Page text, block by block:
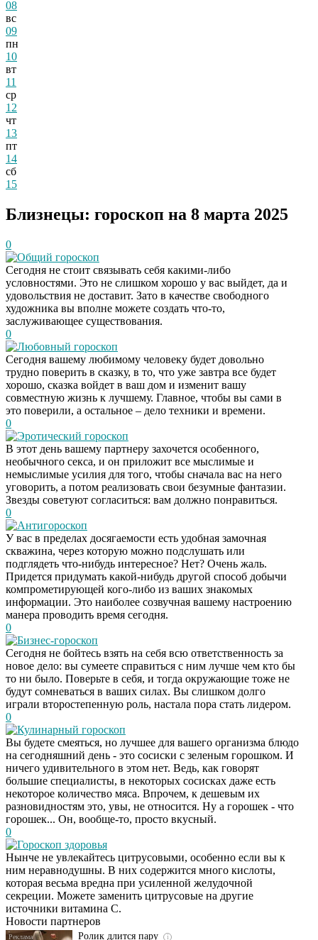
08
вс
09
пн
10
вт
11
ср
12
чт
13
пт
14
сб
15
Близнецы: гороскоп на 8 марта 2025
0
Общий гороскоп
Сегодня не стоит связывать себя какими-либо
условностями. Это не слишком хорошо у вас выйдет, да и
удовольствия не доставит. Зато в качестве свободного
художника вы вполне можете создать что-то,
заслуживающее существования.
0
Любовный гороскоп
Сегодня вашему любимому человеку будет довольно
трудно поверить в сказку, в то, что уже завтра все будет
хорошо, сказка войдет в ваш дом и изменит вашу
совместную жизнь к лучшему. Главное, чтобы вы сами в
это поверили, а остальное – дело техники и времени.
0
Эротический гороскоп
В этот день вашему партнеру захочется особенного,
необычного секса, и он приложит все мыслимые и
немыслимые усилия для того, чтобы сначала вас на него
уговорить, а потом реализовать свои безумные фантазии.
Звезды советуют согласиться: вам должно понравиться.
0
Антигороскоп
У вас в пределах досягаемости есть удобная замочная
скважина, через которую можно подслушать или
подглядеть что-нибудь интересное? Нет? Очень жаль.
Придется придумать какой-нибудь другой способ добычи
компрометирующей кого-либо из ваших знакомых
информации. Это наиболее созвучная вашему настроению
манера проводить время сегодня.
0
Бизнес-гороскоп
Сегодня не бойтесь взять на себя всю ответственность за
новое дело: вы сумеете справиться с ним лучше чем кто бы
то ни было. Поверьте в себя, и тогда окружающие тоже не
будут сомневаться в ваших силах. Вы слишком долго
играли второстепенную роль, настала пора стать лидером.
0
Кулинарный гороскоп
Вы будете смеяться, но лучшее для вашего организма блюдо
на сегодняшний день - это сосиски с зеленым горошком. И
ничего удивительного в этом нет. Ведь, как говорят
большие специалисты, в некоторых сосисках даже есть
некоторое количество мяса. Впрочем, к дешевым их
разновидностям это, увы, не относится. Ну а горошек - что
горошек... Он, вообще-то, просто вкусный.
0
Гороскоп здоровья
Нынче не увлекайтесь цитрусовыми, особенно если вы к
ним неравнодушны. В них содержится много кислоты,
которая весьма вредна при усиленной желудочной
секреции. Можете заменить цитрусовые на другие
источники витамина С.
Новости партнеров
i
Этот танец невесты
оставит вас без слов!
Пересмотрела 10 раз
i
Ролик длится пару